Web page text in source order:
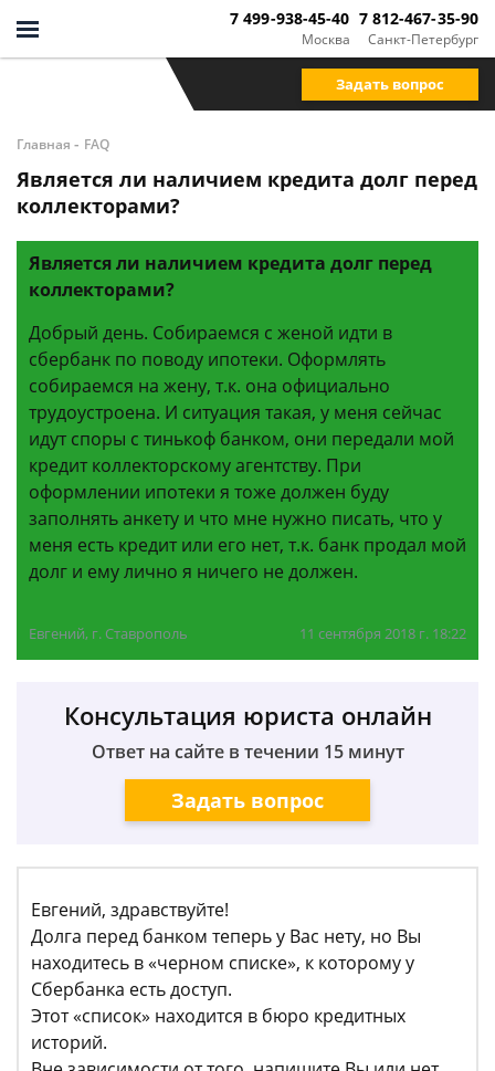
Москва
7 499-938-45-40
Санкт-Петербург
7 812-467-35-90
Задать вопрос
Главная - FAQ
Является ли наличием кредита долг перед
коллекторами?
Является ли наличием кредита долг перед
коллекторами?
Добрый день. Собираемся с женой идти в
сбербанк по поводу ипотеки. Оформлять
собираемся на жену, т.к. она официально
трудоустроена. И ситуация такая, у меня сейчас
идут споры с тинькоф банком, они передали мой
кредит коллекторскому агентству. При
оформлении ипотеки я тоже должен буду
заполнять анкету и что мне нужно писать, что у
меня есть кредит или его нет, т.к. банк продал мой
долг и ему лично я ничего не должен.
Евгений, г. Ставрополь 11 сентября 2018 г. 18:22
Консультация юриста онлайн
Ответ на сайте в течении 15 минут
Задать вопрос
Евгений, здравствуйте!
Долга перед банком теперь у Вас нету, но Вы
находитесь в «черном списке», к которому у
Сбербанка есть доступ.
Этот «список» находится в бюро кредитных
историй.